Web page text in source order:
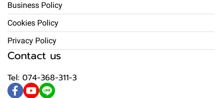
Business Policy
Cookies Policy
Privacy Policy
Contact us
Tel: 074-368-311-3